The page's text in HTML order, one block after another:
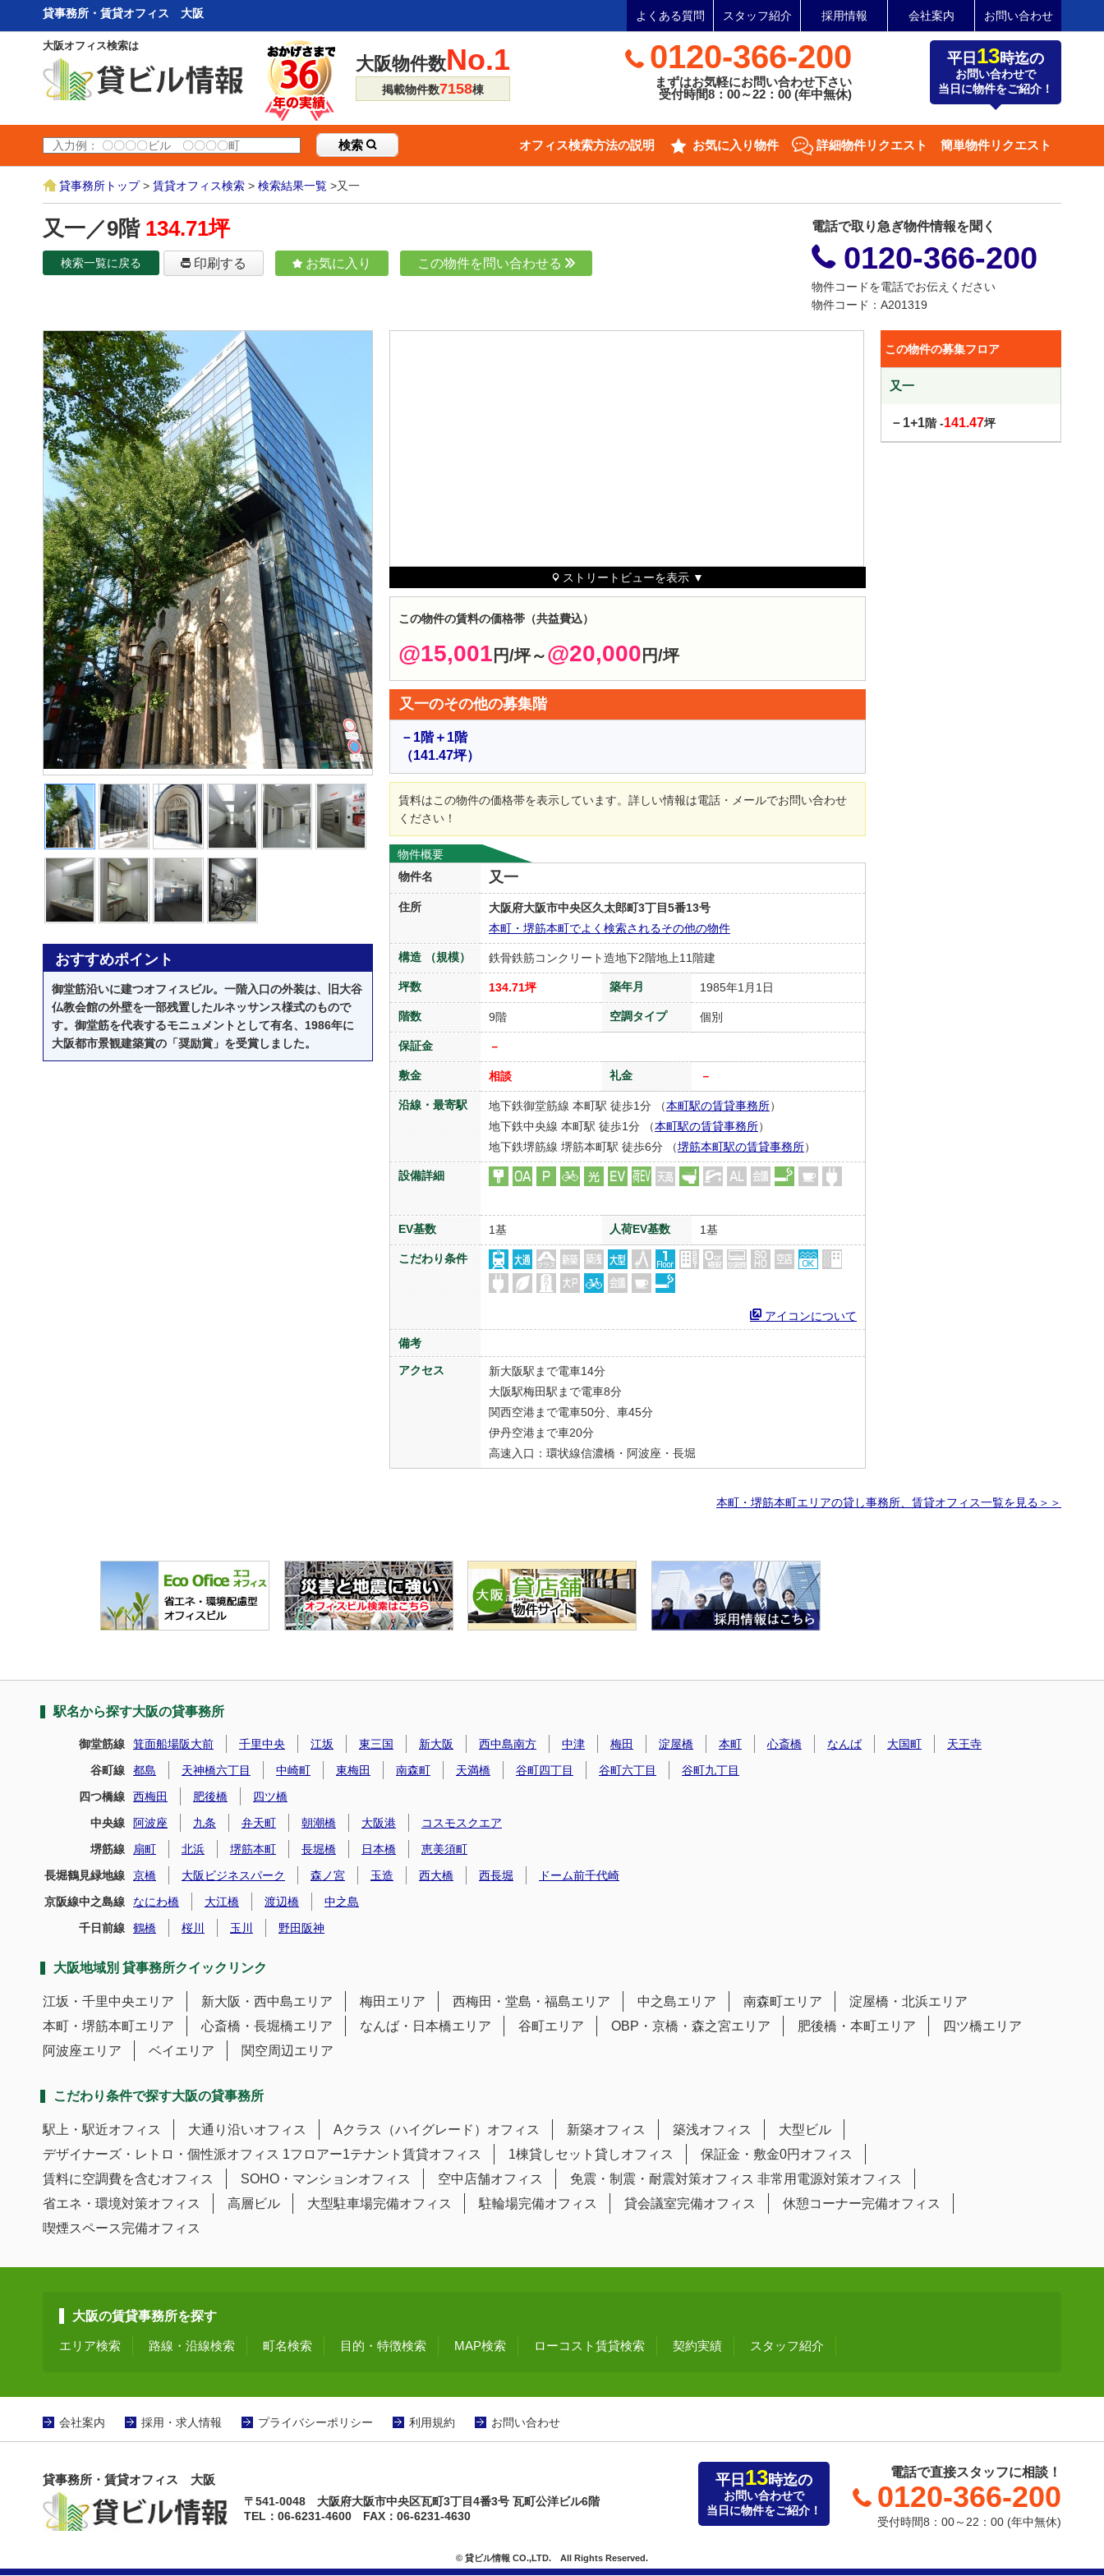
貸事務所・賃貸オフィス 大阪 よくある質問 スタッフ紹介 採用情報 会社案内 お問い合わせ
大阪オフィス検索は
大阪物件数No.1
掲載物件数7158棟
0120-366-200
まずはお気軽にお問い合わせ下さい
受付時間8：00～22：00 (年中無休)
平日 13時迄の
お問い合わせで
当日に物件をご紹介！
検索 オフィス検索方法の説明 お気に入り物件 詳細物件リクエスト 簡単物件リクエスト
貸事務所トップ> 賃貸オフィス検索 > 検索結果一覧 >又一
又一／9階 134.71坪
検索一覧に戻る 印刷する お気に入り この物件を問い合わせる
電話で取り急ぎ物件情報を聞く
0120-366-200
物件コードを電話でお伝えください
物件コード：A201319
おすすめポイント
御堂筋沿いに建つオフィスビル。一階入口の外装は、旧大谷
仏教会館の外壁を一部残置したルネッサンス様式のもので
す。御堂筋を代表するモニュメントとして有名、1986年に
大阪都市景観建築賞の「奨励賞」を受賞しました。
ストリートビューを表示 ▼
この物件の賃料の価格帯（共益費込）
@15,001 円/坪～@20,000 円/坪
又一のその他の募集階
－1階＋1階
（141.47坪）
賃料はこの物件の価格帯を表示しています。詳しい情報は電話・メールでお問い合わせ
ください！
物件概要
物件名
又一
住所
大阪府大阪市中央区久太郎町3丁目5番13号
本町・堺筋本町でよく検索されるその他の物件
構造 （規模） 鉄骨鉄筋コンクリート造地下2階地上11階建
坪数 134.71坪 築年月 1985年1月1日
階数 9階 空調タイプ 個別
保証金 －
敷金 相談 礼金 －
沿線・最寄駅 地下鉄御堂筋線 本町駅 徒歩1分 （本町駅の賃貸事務所）
地下鉄中央線 本町駅 徒歩1分 （本町駅の賃貸事務所）
地下鉄堺筋線 堺筋本町駅 徒歩6分 （堺筋本町駅の賃貸事務所）
設備詳細
EV基数 1基 人荷EV基数 1基
こだわり条件
アイコンについて
備考
アクセス
新大阪駅まで電車14分
大阪駅梅田駅まで電車8分
関西空港まで電車50分、車45分
伊丹空港まで車20分
高速入口：環状線信濃橋・阿波座・長堀
この物件の募集フロア
又一
－1+1階 -141.47坪
本町・堺筋本町エリアの貸し事務所、賃貸オフィス一覧を見る＞＞
駅名から探す大阪の貸事務所
御堂筋線 箕面船場阪大前 千里中央 江坂 東三国 新大阪 西中島南方 中津 梅田 淀屋橋 本町 心斎橋 なんば 大国町
天王寺
谷町線
都島 天神橋六丁目 中崎町 東梅田 南森町 天満橋 谷町四丁目 谷町六丁目
谷町九丁目
四つ橋線
西梅田 肥後橋
四ツ橋
中央線
阿波座 九条 弁天町 朝潮橋 大阪港
コスモスクエア
堺筋線
扇町 北浜 堺筋本町 長堀橋 日本橋
恵美須町
長堀鶴見緑地線
京橋 大阪ビジネスパーク 森ノ宮 玉造 西大橋 西長堀
ドーム前千代崎
京阪線中之島線
なにわ橋 大江橋 渡辺橋
中之島
千日前線
鶴橋 桜川 玉川 野田阪神
大阪地域別 貸事務所クイックリンク
江坂・千里中央エリア 新大阪・西中島エリア 梅田エリア 西梅田・堂島・福島エリア 中之島エリア 南森町エリア
淀屋橋・北浜エリア
本町・堺筋本町エリア
心斎橋・長堀橋エリア なんば・日本橋エリア 谷町エリア OBP・京橋・森之宮エリア 肥後橋・本町エリア
四ツ橋エリア
阿波座エリア
ベイエリア 関空周辺エリア
こだわり条件で探す大阪の貸事務所
駅上・駅近オフィス 大通り沿いオフィス Aクラス（ハイグレード）オフィス 新築オフィス 築浅オフィス
大型ビル
デザイナーズ・レトロ・個性派オフィス 1フロアー1テナント賃貸オフィス 1棟貸しセット貸しオフィス
保証金・敷金0円オフィス
賃料に空調費を含むオフィス
SOHO・マンションオフィス 空中店舗オフィス 免震・制震・耐震対策オフィス 非常用電源対策オフィス
省エネ・環境対策オフィス
高層ビル 大型駐車場完備オフィス 駐輪場完備オフィス 貸会議室完備オフィス
休憩コーナー完備オフィス
喫煙スペース完備オフィス
大阪の賃貸事務所を探す
エリア検索 路線・沿線検索 町名検索 目的・特徴検索 MAP検索 ローコスト賃貸検索 契約実績 スタッフ紹介
会社案内 採用・求人情報 プライバシーポリシー 利用規約 お問い合わせ
貸事務所・賃貸オフィス 大阪
〒541-0048 大阪府大阪市中央区瓦町3丁目4番3号 瓦町公洋ビル6階
TEL：06-6231-4600 FAX：06-6231-4630
平日 13時迄の
お問い合わせで
当日に物件をご紹介！
電話で直接スタッフに相談！
0120-366-200
受付時間8：00～22：00 (年中無休)
© 貸ビル情報 CO.,LTD. All Rights Reserved.